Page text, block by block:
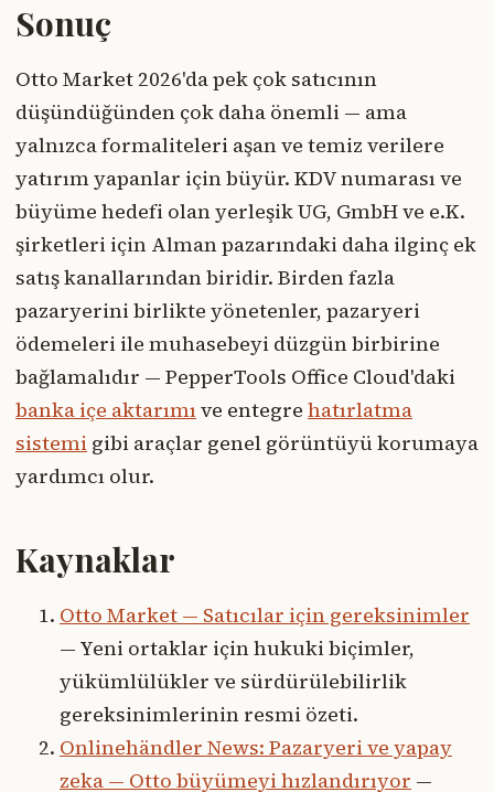
Sonuç
Otto Market 2026'da pek çok satıcının
düşündüğünden çok daha önemli — ama
yalnızca formaliteleri aşan ve temiz verilere
yatırım yapanlar için büyür. KDV numarası ve
büyüme hedefi olan yerleşik UG, GmbH ve e.K.
şirketleri için Alman pazarındaki daha ilginç ek
satış kanallarından biridir. Birden fazla
pazaryerini birlikte yönetenler, pazaryeri
ödemeleri ile muhasebeyi düzgün birbirine
bağlamalıdır — PepperTools Office Cloud'daki
banka içe aktarımıve entegre hatırlatma
sistemi gibi araçlar genel görüntüyü korumaya
yardımcı olur.
Kaynaklar
Otto Market — Satıcılar için gereksinimler
— Yeni ortaklar için hukuki biçimler,
yükümlülükler ve sürdürülebilirlik
gereksinimlerinin resmi özeti.
Onlinehändler News: Pazaryeri ve yapay
zeka — Otto büyümeyi hızlandırıyor —